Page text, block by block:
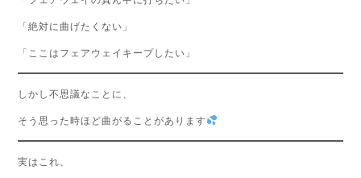
「絶対に曲げたくない」
「ここはフェアウェイキープしたい」
しかし不思議なことに、
そう思った時ほど曲がることがあります
実はこれ、